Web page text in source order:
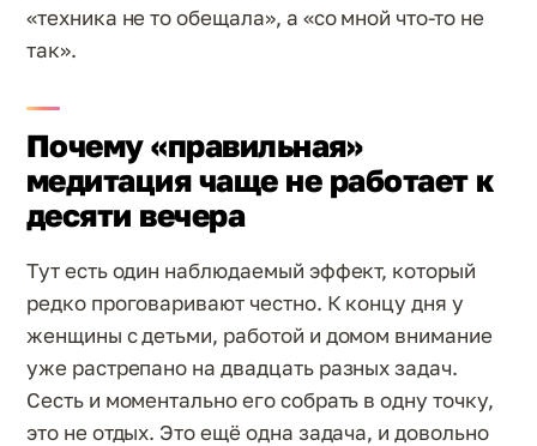
«техника не то обещала», а «со мной что-то не
так».
Почему «правильная»
медитация чаще не работает к
десяти вечера
Тут есть один наблюдаемый эффект, который
редко проговаривают честно. К концу дня у
женщины с детьми, работой и домом внимание
уже растрепано на двадцать разных задач.
Сесть и моментально его собрать в одну точку,
это не отдых. Это ещё одна задача, и довольно